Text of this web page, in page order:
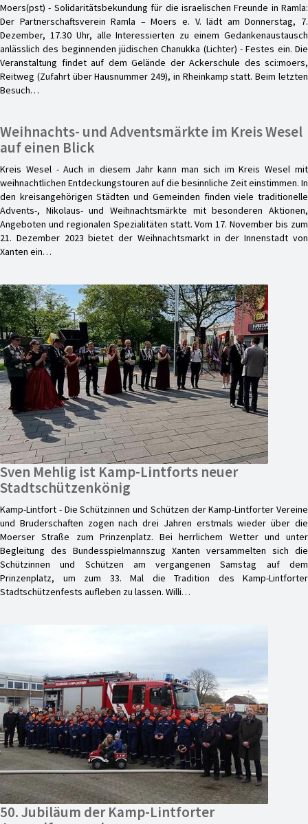
Moers(pst) - Solidaritätsbekundung für die israelischen Freunde in Ramla:
Der Partnerschaftsverein Ramla – Moers e. V. lädt am Donnerstag, 7.
Dezember, 17.30 Uhr, alle Interessierten zu einem Gedankenaustausch
anlässlich des beginnenden jüdischen Chanukka (Lichter) - Festes ein. Die
Veranstaltung findet auf dem Gelände der Ackerschule des sci:moers,
Reitweg (Zufahrt über Hausnummer 249), in Rheinkamp statt. Beim letzten
Besuch…
Weihnachts- und Adventsmärkte im Kreis Wesel
auf einen Blick
Kreis Wesel - Auch in diesem Jahr kann man sich im Kreis Wesel mit
weihnachtlichen Entdeckungstouren auf die besinnliche Zeit einstimmen. In
den kreisangehörigen Städten und Gemeinden finden viele traditionelle
Advents-, Nikolaus- und Weihnachtsmärkte mit besonderen Aktionen,
Angeboten und regionalen Spezialitäten statt. Vom 17. November bis zum
21. Dezember 2023 bietet der Weihnachtsmarkt in der Innenstadt von
Xanten ein…
Sven Mehlig ist Kamp-Lintforts neuer
Stadtschützenkönig
Kamp-Lintfort - Die Schützinnen und Schützen der Kamp-Lintforter Vereine
und Bruderschaften zogen nach drei Jahren erstmals wieder über die
Moerser Straße zum Prinzenplatz. Bei herrlichem Wetter und unter
Begleitung des Bundesspielmannszug Xanten versammelten sich die
Schützinnen und Schützen am vergangenen Samstag auf dem
Prinzenplatz, um zum 33. Mal die Tradition des Kamp-Lintforter
Stadtschützenfests aufleben zu lassen. Willi…
50. Jubiläum der Kamp-Lintforter